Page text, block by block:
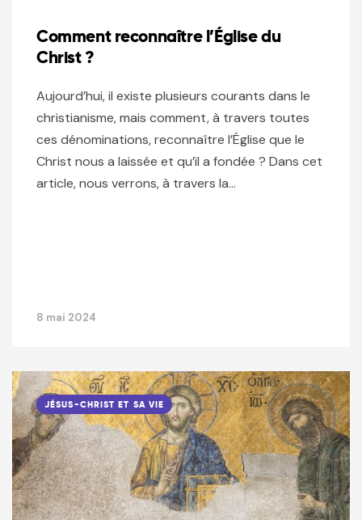
Comment reconnaître l’Église du
Christ ?
Aujourd’hui, il existe plusieurs courants dans le
christianisme, mais comment, à travers toutes
ces dénominations, reconnaître l’Église que le
Christ nous a laissée et qu’il a fondée ? Dans cet
article, nous verrons, à travers la…
8 mai 2024
JÉSUS-CHRIST ET SA VIE